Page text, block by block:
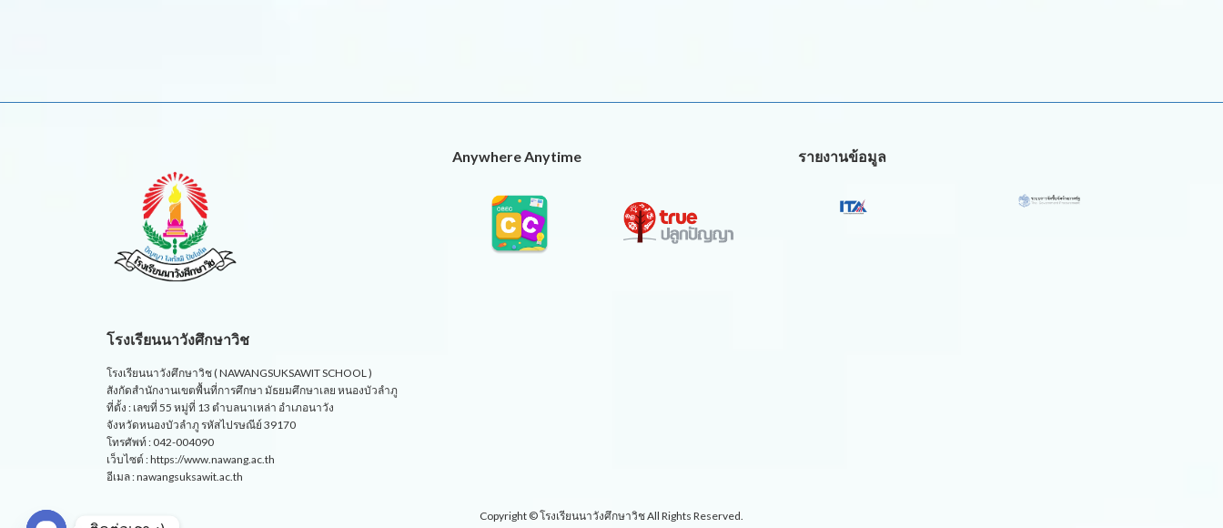
โรงเรียนนาวังศึกษาวิช
โรงเรียนนาวังศึกษาวิช ( NAWANGSUKSAWIT SCHOOL )
สังกัดสำนักงานเขตพื้นที่การศึกษา มัธยมศึกษาเลย หนองบัวลำภู
ที่ตั้ง : เลขที่ 55 หมู่ที่ 13 ตำบลนาเหล่า อำเภอนาวัง
จังหวัดหนองบัวลำภู รหัสไปรษณีย์ 39170
โทรศัพท์ : 042-004090
เว็บไซต์ : https://www.nawang.ac.th
อีเมล : nawangsuksawit.ac.th
Anywhere Anytime รายงานข้อมูล
Copyright © โรงเรียนนาวังศึกษาวิช All Rights Reserved.